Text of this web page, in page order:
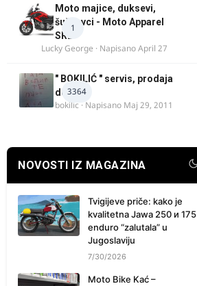
1
Moto majice, duksevi,
šuškavci - Moto Apparel
SRB
Lucky George · NapisanoApril 27
3364
" BOKILIĆ " servis, prodaja
delova
bokilic · Napisano Maj 29, 2011
NOVOSTI IZ MAGAZINA
Tvigijeve priče: kako je
kvalitetna Jawa 250 и 175
enduro “zalutala” u
Jugoslaviju
7/30/2026
Moto Bike Kać –